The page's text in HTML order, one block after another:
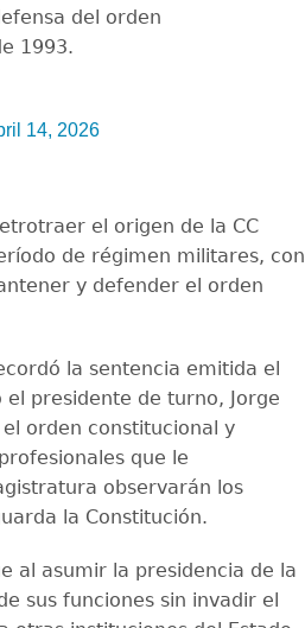
del orden
1993.
14, 2026
el origen de la CC
de régimen militares, con
y defender el orden
la sentencia emitida el
presidente de turno, Jorge
orden constitucional y
que le
observarán los
la Constitución.
al asumir la presidencia de la
sus funciones sin invadir el